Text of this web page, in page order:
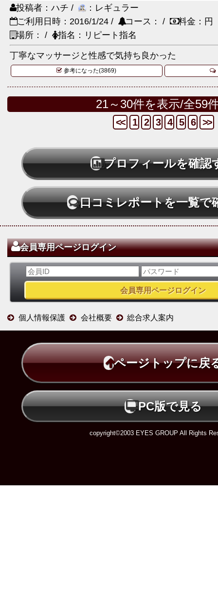
投稿者：ハチ /
：レギュラー
ご利用日時：2016/1/24 /
コース： /
料金：円
場所： /
指名：リピート指名
丁寧なマッサージと性感で気持ち良かった
参考になった(3869)
21～30件を表示/全59
<< 1 2 3 4 5 6 >>
プロフィールを確認
口コミレポートを一覧で
会員専用ページログイン
個人情報保護 会社概要 総合求人案内
ページトップに戻
PC版で見る
copyright©2003 EYES GROUP All Rights